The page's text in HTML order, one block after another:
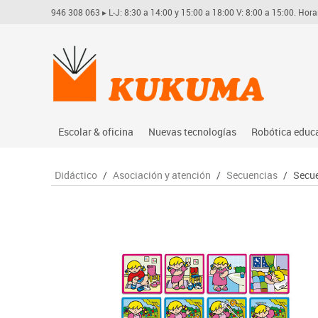
946 308 063 ▸ L-J: 8:30 a 14:00 y 15:00 a 18:00 V: 8:00 a 15:00.
Escolar & oficina
Archivo
Manualidades
Material escolar
Nuevas tecnologías
Audio
Soportes
Videoconferencia
Videoproyección
Robótica
Arduino
Vex robotics
Otros
Didáctico / Asociación y atención / Secuencias /